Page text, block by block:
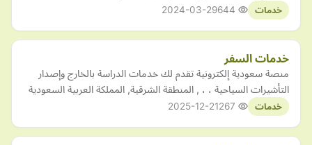
خدمات 2024-03-29
خدمات السفر
منصة سعودية إلكترونية تقدم لك خدمات الدراسة بالخارج وإصدار
التأشيرات السياحية ، ، , المنطقة الشرقية, المملكة العربية السعودية
خدمات 2025-12-21